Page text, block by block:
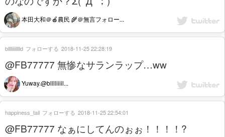
本田大和＠🍎農民 🌾＠無言フォロー...
@FB77777 無惨なサランラップ…ww
Yuway.@blllliiiil...
blllliiiilllld フォローする 2018-11-25 22:28:19
@FB77777 なぁにしてんのぉぉ！！！！?
happiness_tail フォローする 2018-11-25 22:54:01